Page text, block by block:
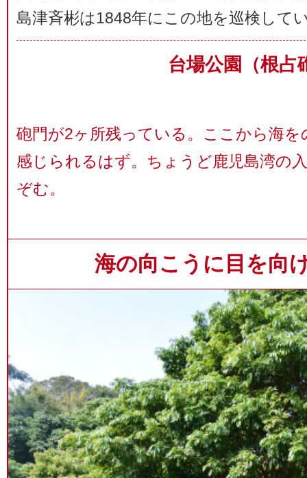
島津斉彬は1848年にこの地を巡検して
台場公園（根占
砲門が2ヶ所残っている。ここから海
感じられるはず。ちょうど鹿児島湾の
ぞむ。
海の向こうに目を向